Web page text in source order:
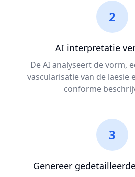
2
AI interpretatie
De AI analyseert de vorm,
vascularisatie van de laesie
conforme
3
Genereer